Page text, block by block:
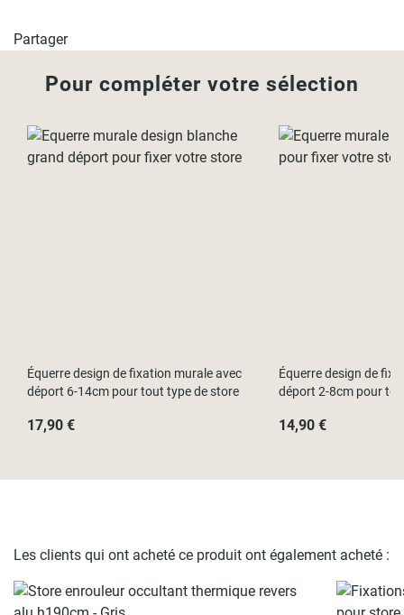
- L210cm x H190cm / L214cm x H190cm
Partager
Pour compléter votre sélection
Équerre design de fixation murale avec
déport 6-14cm pour tout type de store
17,90 €
Équerre design de
déport 2-8cm pour
14,90 €
Les clients qui ont acheté ce produit ont également acheté :